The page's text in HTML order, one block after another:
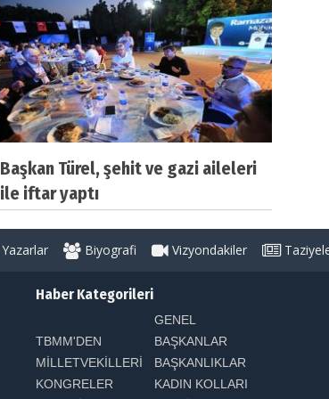
Başkan Türel, şehit ve gazi aileleri
ile iftar yaptı
Yazarlar Biyografi Vizyondakiler
Haber Kategorileri
TBMM'DEN
GENEL
BAŞKANLAR
MİLLETVEKİLLERİ
BAŞKANLIKLAR
KONGRELER
KADIN KOLLARI